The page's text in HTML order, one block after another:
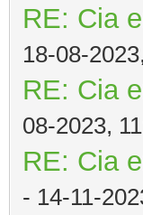
RE: Cia
18-08-
RE: Cia
08-2023,
RE: Cia
- 14-11-